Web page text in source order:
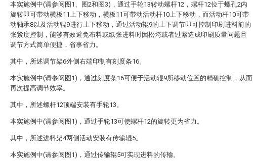
本实施例中(请参阅图1、图2和图3)，通过手轮13转动螺杆12，螺杆12位于螺孔2内
旋转即可带动横板11上下移动，横板11可带动活动杆10上下移动，而活动杆10可带
动轴承8以及活动辊9进行上下移动，通过活动辊9的上下调节即可控制印刷进料前的
张紧度控制，能够有效避免布料或纸张进料时因松垮或者过紧造成印刷质量问题且
调节方式简单便捷，省事省力。
其中，所述调节架6外侧右端印制有刻度条16。
本实施例中(请参阅图1)，通过刻度条16可便于活动辊9所移动位置的精确控制，从而
再次提高调节效率。
其中，所述螺杆12顶端安装有手轮13。
本实施例中(请参阅图1)，通过手轮13可使螺杆12的旋转更为省力。
其中，所述进料架4两侧活动安装有传输辊5。
本实施例中(请参阅图1)，通过传输辊5可实现进料的传输。